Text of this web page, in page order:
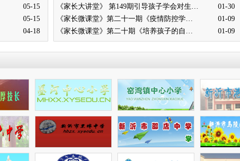
05-15
05-15
04-18
《家长大讲堂》 第149期引导孩子学会对生命负责
01-30
《家长微课堂》第二十一期《疫情防控学生篇》
01-09
《家长微课堂》第二十期《培养孩子的自信心》
01-09